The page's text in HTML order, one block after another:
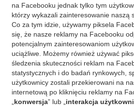
na Facebooku jednak tylko tym
którzy wykazali zainteresowanie naszą
Co za tym idzie, używamy piksela
się, że nasze reklamy na Facebooku
potencjalnym zainteresowaniom
uciążliwe. Możemy również używać
śledzenia skuteczności reklam na
statystycznych i do badań rynkowych,
użytkownicy zostali przekierowani na
internetową po kliknięciu reklamy na
konwersja” lub „ interakcja